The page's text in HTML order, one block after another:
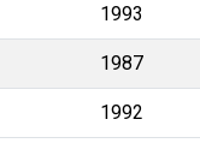
1993
1987
1992